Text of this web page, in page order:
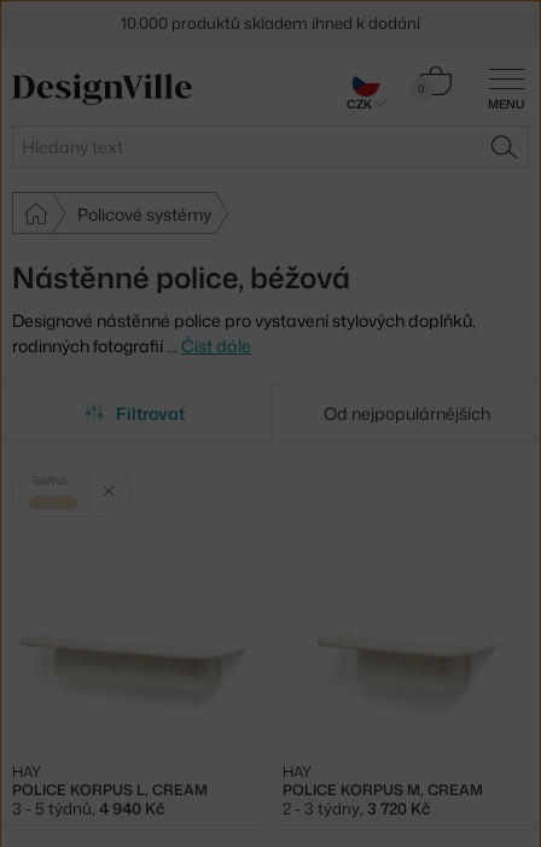
MENU
Hledat
0
Košík
Policové systémy
Nástěnné police, béžová
Designové nástěnné police pro vystavení stylových doplňků,
rodinných fotografií … Číst dále
Filtrovat Od nejpopulárnějších
Vybrané
BARVA
POLICE KORPUS L, CREAM
HAY
3 - 5 týdnů 4 940 Kč
POLICE KORPUS M, CREAM
HAY
2 - 3 týdny 3 720 Kč
10.000 produktů skladem ihned k dodání
Sleva 5 % pro odběratele
CZK